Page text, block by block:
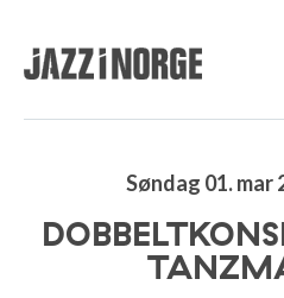
Søndag 01. mar